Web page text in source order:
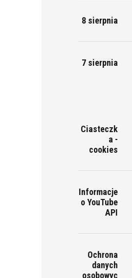
8 sierpnia
7 sierpnia
Ciasteczk
a -
cookies
Informacje
o YouTube
API
Ochrona
danych
osobowyc